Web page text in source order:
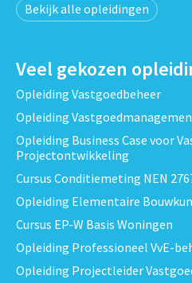
Bekijk alle opleidingen
Veel gekozen
Opleiding Vastgoedbeheer
Opleiding
Opleiding Business Case voor
Projectontwikkeling
Cursus Conditiemeting NEN
Opleiding Elementaire
Cursus EP-W Basis Woningen
Opleiding Professioneel VvE-
Opleiding Projectleider